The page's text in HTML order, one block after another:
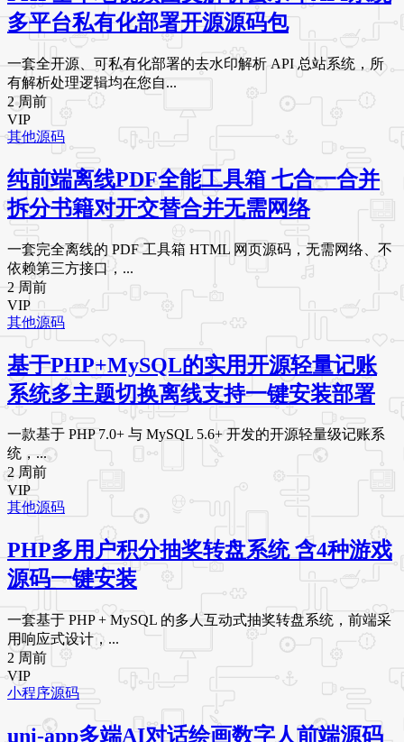
多平台私有化部署开源源码包
一套全开源、可私有化部署的去水印解析 API 总站系统，所
有解析处理逻辑均在您自...
2 周前
VIP
其他源码
纯前端离线PDF全能工具箱 七合一合并
拆分书籍对开交替合并无需网络
一套完全离线的 PDF 工具箱 HTML 网页源码，无需网络、不
依赖第三方接口，...
2 周前
VIP
其他源码
基于PHP+MySQL的实用开源轻量记账
系统多主题切换离线支持一键安装部署
一款基于 PHP 7.0+ 与 MySQL 5.6+ 开发的开源轻量级记账系
统，...
2 周前
VIP
其他源码
PHP多用户积分抽奖转盘系统 含4种游戏
源码一键安装
一套基于 PHP + MySQL 的多人互动式抽奖转盘系统，前端采
用响应式设计，...
2 周前
VIP
小程序源码
uni-app多端AI对话绘画数字人前端源码